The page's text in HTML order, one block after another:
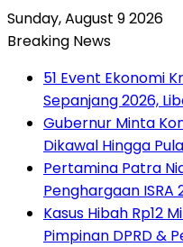
Sunday, August 9 2026
Breaking News
51 Event Ekonomi
Sepanjang 2026,
Gubernur Minta
Dikawal Hingga
Pertamina Patra
Penghargaan ISRA
Kasus Hibah Rp12
Pimpinan DPRD &